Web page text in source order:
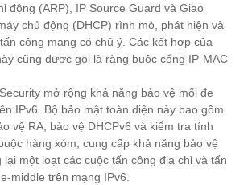
động (ARP), IP Source Guard và Giao
chủ động (DHCP) rình mò, phát hiện và
công mạng có chủ ý. Các kết hợp của
cũng được gọi là ràng buộc cổng IP-MAC
mở rộng khả năng bảo vệ mối đe
IPv6. Bộ bảo mật toàn diện này bao gồm
vệ RA, bảo vệ DHCPv6 và kiểm tra tính
hàng xóm, cung cấp khả năng bảo vệ
lại một loạt các cuộc tấn công địa chỉ và tấn
middle trên mạng IPv6.